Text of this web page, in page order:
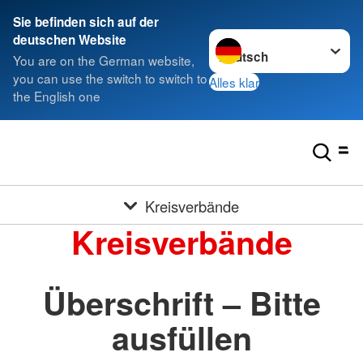
Sie befinden sich auf der
deutschen Website
You are on the German website,
you can use the switch to switch to
the English one
Sprache wechseln zu
Alles klar
Kreisverbände
Kreisverbände
Überschrift – Bitte
ausfüllen